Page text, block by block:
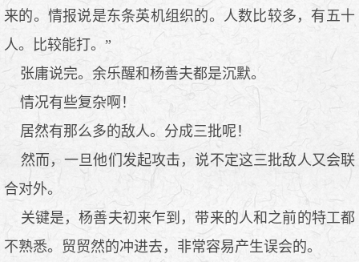
来的。情报说是东条英机组织的。人数比较多，有五十
人。比较能打。”
张庸说完。余乐醒和杨善夫都是沉默。
情况有些复杂啊！
居然有那么多的敌人。分成三批呢！
然而，一旦他们发起攻击，说不定这三批敌人又会联
合对外。
关键是，杨善夫初来乍到，带来的人和之前的特工都
不熟悉。贸贸然的冲进去，非常容易产生误会的。